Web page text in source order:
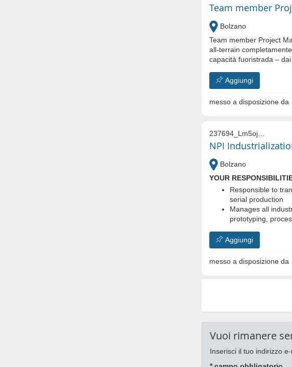
Team member
Bolzano
Team member Project
all-terrain
capacità fuoristrada –
Aggiungi
messo a disposizione da
237694_Lm5ojbGn_XGJ06EmM_7UDpAysCzhmvhhon-6
NPI
Bolzano
YOUR
Responsible to
serial production
Manages all
prototyping,
Aggiungi
messo a disposizione da
Vuoi rimanere
Inserisci il tuo indirizzo